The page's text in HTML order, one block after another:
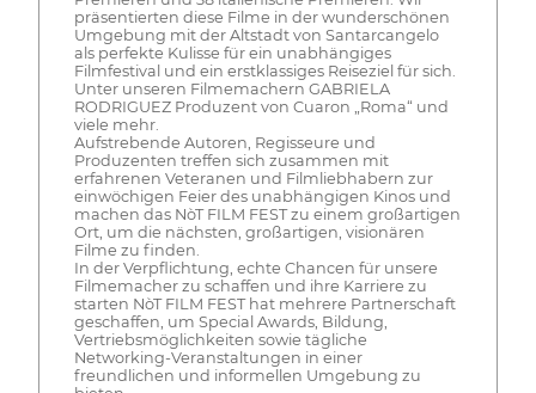
präsentierten diese Filme in der wunderschönen
Umgebung mit der Altstadt von Santarcangelo
als perfekte Kulisse für ein unabhängiges
Filmfestival und ein erstklassiges Reiseziel für sich.
Unter unseren Filmemachern GABRIELA
RODRIGUEZ Produzent von Cuaron „Roma“ und
viele mehr.
Aufstrebende Autoren, Regisseure und
Produzenten treffen sich zusammen mit
erfahrenen Veteranen und Filmliebhabern zur
einwöchigen Feier des unabhängigen Kinos und
machen das NòT FILM FEST zu einem großartigen
Ort, um die nächsten, großartigen, visionären
Filme zu finden.
In der Verpflichtung, echte Chancen für unsere
Filmemacher zu schaffen und ihre Karriere zu
starten NòT FILM FEST hat mehrere Partnerschaft
geschaffen, um Special Awards, Bildung,
Vertriebsmöglichkeiten sowie tägliche
Networking-Veranstaltungen in einer
freundlichen und informellen Umgebung zu